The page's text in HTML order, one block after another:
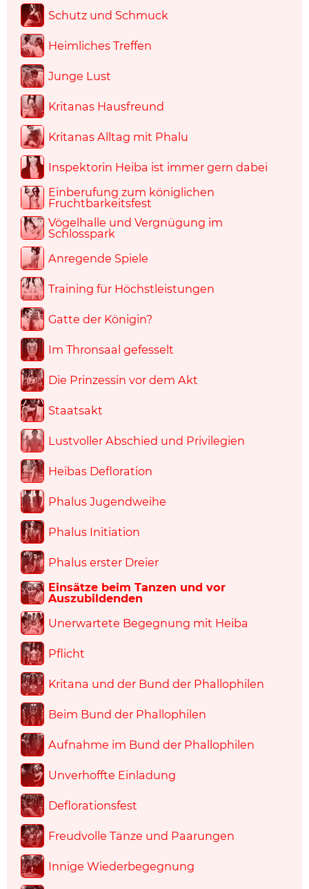
Schutz und Schmuck
Heimliches Treffen
Junge Lust
Kritanas Hausfreund
Kritanas Alltag mit Phalu
Inspektorin Heiba ist immer gern dabei
Einberufung zum königlichen
Fruchtbarkeitsfest
Vögelhalle und Vergnügung im
Schlosspark
Anregende Spiele
Training für Höchstleistungen
Gatte der Königin?
Im Thronsaal gefesselt
Die Prinzessin vor dem Akt
Staatsakt
Lustvoller Abschied und Privilegien
Heibas Defloration
Phalus Jugendweihe
Phalus Initiation
Phalus erster Dreier
Einsätze beim Tanzen und vor
Auszubildenden
Unerwartete Begegnung mit Heiba
Pflicht
Kritana und der Bund der Phallophilen
Beim Bund der Phallophilen
Aufnahme im Bund der Phallophilen
Unverhoffte Einladung
Deflorationsfest
Freudvolle Tänze und Paarungen
Innige Wiederbegegnung